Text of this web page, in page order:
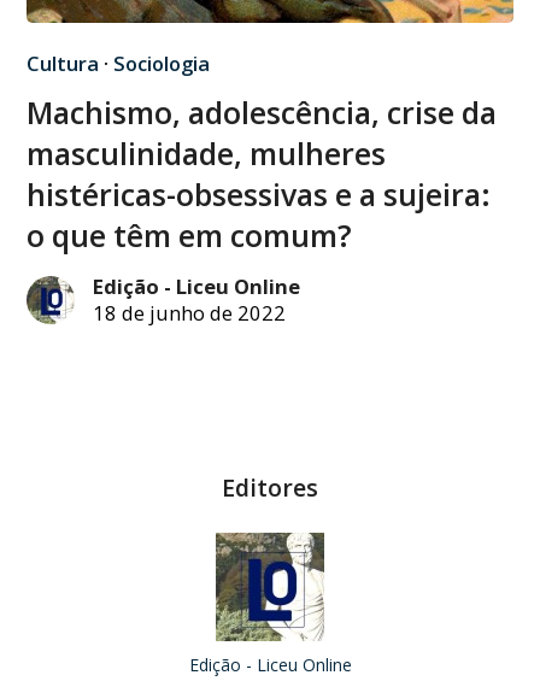
Cultura · Sociologia
Machismo, adolescência, crise da
masculinidade, mulheres
histéricas-obsessivas e a sujeira:
o que têm em comum?
Edição - Liceu Online
18 de junho de 2022
Editores
Edição - Liceu Online